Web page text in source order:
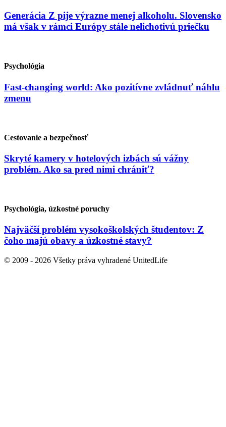
Generácia Z pije výrazne menej alkoholu. Slovensko
má však v rámci Európy stále nelichotivú priečku
Psychológia
Fast-changing world: Ako pozitívne zvládnuť náhlu
zmenu
Cestovanie a bezpečnosť
Skryté kamery v hotelových izbách sú vážny
problém. Ako sa pred nimi chrániť?
Psychológia, úzkostné poruchy
Najväčší problém vysokoškolských študentov: Z
čoho majú obavy a úzkostné stavy?
© 2009 - 2026 Všetky práva vyhradené UnitedLife